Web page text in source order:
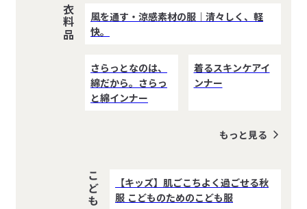
衣料品
風を通す・涼感素材の服｜清々しく、軽
快。
さらっとなのは、
綿だから。さらっ
と綿インナー
着るスキンケアイ
ンナー
もっと見る
【キッズ】肌ごこちよく過ごせる秋
服 こどものためのこども服